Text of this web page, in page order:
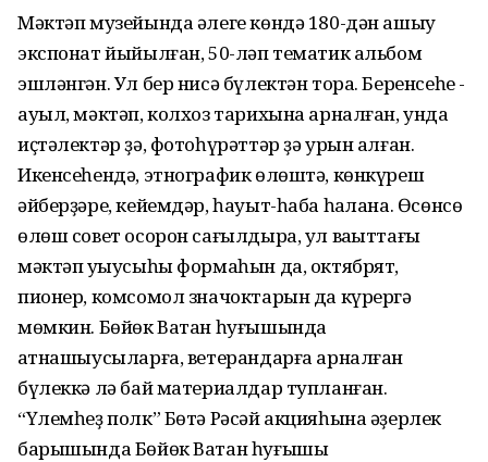
Мәктәп музейында әлеге көндә 180-дән ашыу
экспонат йыйылған, 50-ләп тематик альбом
эшләнгән. Ул бер нисә бүлектән тора. Беренсеһе -
ауыл, мәктәп, колхоз тарихына арналған, унда
иҫтәлектәр ҙә, фотоһүрәттәр ҙә урын алған.
Икенсеһендә, этнографик өлөштә, көнкүреш
әйберҙәре, кейемдәр, һауыт-һаба һаҡлана. Өсөнсө
өлөш совет осорон сағылдыра, ул ваҡыттағы
мәктәп уҡыусыһы формаһын да, октябрят,
пионер, комсомол значоктарын да күрергә
мөмкин. Бөйөк Ватан һуғышында
ҡатнашыусыларға, ветерандарға арналған
бүлеккә лә бай материалдар тупланған.
“Үлемһеҙ полк” Бөтә Рәсәй акцияһына әҙерлек
барышында Бөйөк Ватан һуғышы